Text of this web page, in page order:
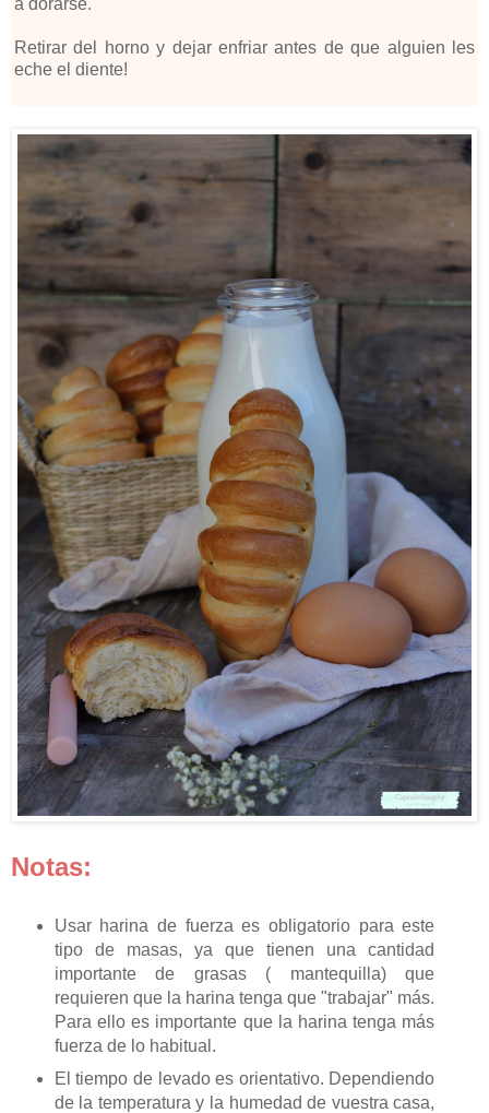
a dorarse.
Retirar del horno y dejar enfriar antes de que alguien les
eche el diente!
Notas:
Usar harina de fuerza es obligatorio para este
tipo de masas, ya que tienen una cantidad
importante de grasas ( mantequilla) que
requieren que la harina tenga que "trabajar" más.
Para ello es importante que la harina tenga más
fuerza de lo habitual.
El tiempo de levado es orientativo. Dependiendo
de la temperatura y la humedad de vuestra casa,